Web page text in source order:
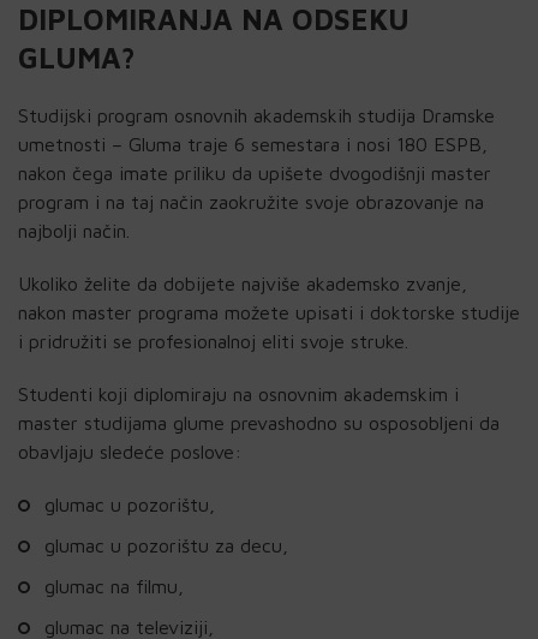
DIPLOMIRANJA NA ODSEKU
GLUMA?
Studijski program osnovnih akademskih studija Dramske
umetnosti – Gluma traje 6 semestara i nosi 180 ESPB,
nakon čega imate priliku da upišete dvogodišnji master
program i na taj način zaokružite svoje obrazovanje na
najbolji način.
Ukoliko želite da dobijete najviše akademsko zvanje,
nakon master programa možete upisati i doktorske studije
i pridružiti se profesionalnoj eliti svoje struke.
Studenti koji diplomiraju na osnovnim akademskim i
master studijama glume prevashodno su osposobljeni da
obavljaju sledeće poslove:
glumac u pozorištu,
glumac u pozorištu za decu,
glumac na filmu,
glumac na televiziji,